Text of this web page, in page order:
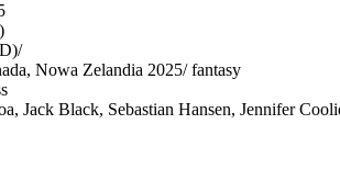
Nowa Zelandia 2025/fantasy
, Jack Black, Sebastian Hansen, Jennifer